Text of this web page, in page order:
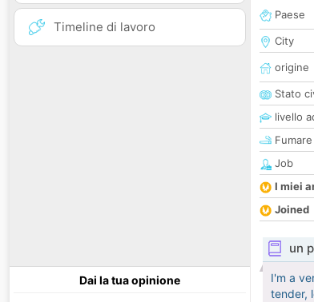
Timeline di lavoro
Dai la tua opinione
Paese
City
origine
Stato
livello
Fumare
Job
I miei
Joined
un
I'm a
tender,